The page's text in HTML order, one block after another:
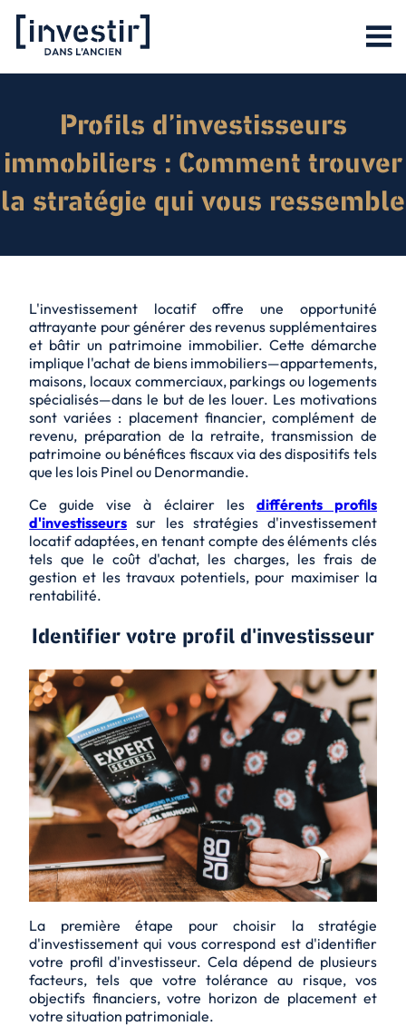
Profils d’investisseurs
immobiliers : Comment trouver
la stratégie qui vous ressemble
L'investissement locatif offre une opportunité
attrayante pour générer des revenus supplémentaires
et bâtir un patrimoine immobilier. Cette démarche
implique l'achat de biens immobiliers—appartements,
maisons, locaux commerciaux, parkings ou logements
spécialisés—dans le but de les louer. Les motivations
sont variées : placement financier, complément de
revenu, préparation de la retraite, transmission de
patrimoine ou bénéfices fiscaux via des dispositifs tels
que les lois Pinel ou Denormandie.
Ce guide vise à éclairer les différents profils
d'investisseurs sur les stratégies d'investissement
locatif adaptées, en tenant compte des éléments clés
tels que le coût d'achat, les charges, les frais de
gestion et les travaux potentiels, pour maximiser la
rentabilité.
Identifier votre profil d'investisseur
La première étape pour choisir la stratégie
d'investissement qui vous correspond est d'identifier
votre profil d'investisseur. Cela dépend de plusieurs
facteurs, tels que votre tolérance au risque, vos
objectifs financiers, votre horizon de placement et
votre situation patrimoniale.